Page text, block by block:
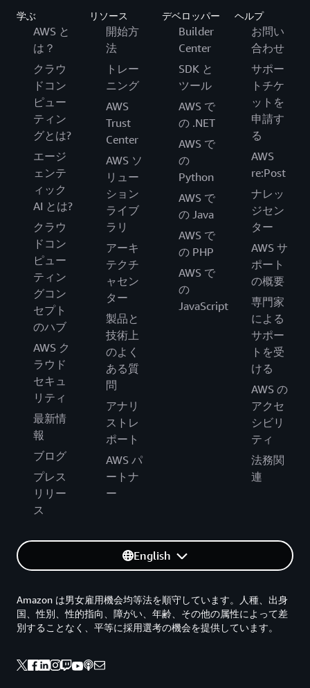
学ぶ
AWS と
は？
クラウ
ドコン
ピュー
ティン
グとは?
エージ
ェンテ
ィック
AI とは?
クラウ
ドコン
ピュー
ティン
グコン
セプト
のハブ
AWS ク
ラウド
セキュ
リティ
最新情
報
ブログ
プレス
リリー
ス
リソース
開始方
法
トレー
ニング
AWS
Trust
Center
AWS ソ
リュー
ション
ライブ
ラリ
アーキ
テクチ
ャセン
ター
製品と
技術上
のよく
ある質
問
アナリ
ストレ
ポート
AWS パ
ートナ
ー
デベロッパー
Builder
Center
SDK と
ツール
AWS で
の .NET
AWS で
の
Python
AWS で
の Java
AWS で
の PHP
AWS で
の
JavaScript
ヘルプ
お問い
合わせ
サポー
トチケ
ットを
申請す
る
AWS
re:Post
ナレッ
ジセン
ター
AWS サ
ポート
の概要
専門家
による
サポー
トを受
ける
AWS の
アクセ
シビリ
ティ
法務関
連
English
Amazon は男女雇用機会均等法を順守しています。人種、出身
国、性別、性的指向、障がい、年齢、その他の属性によって差
別することなく、平等に採用選考の機会を提供しています。